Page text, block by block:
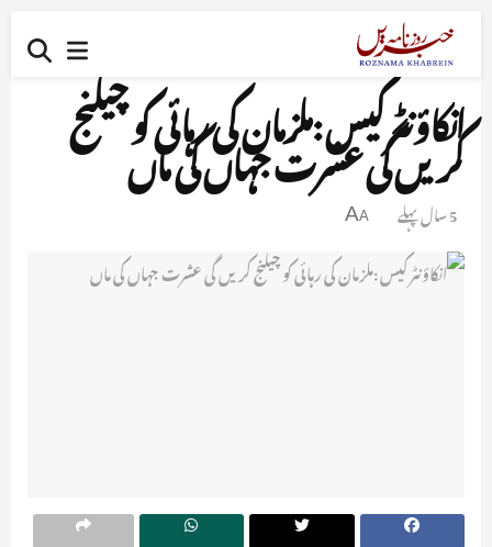
انکاؤنٹر کیس :ملزمان کی رہائی کو چیلنج
کریں گی عشرت جہاں کی ماں
5 سال پہلے A
A